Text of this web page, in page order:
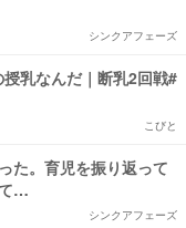
シンクアフェーズ
乳なんだ｜断乳2回戦#
こびと
た。育児を振り返って
…
シンクアフェーズ